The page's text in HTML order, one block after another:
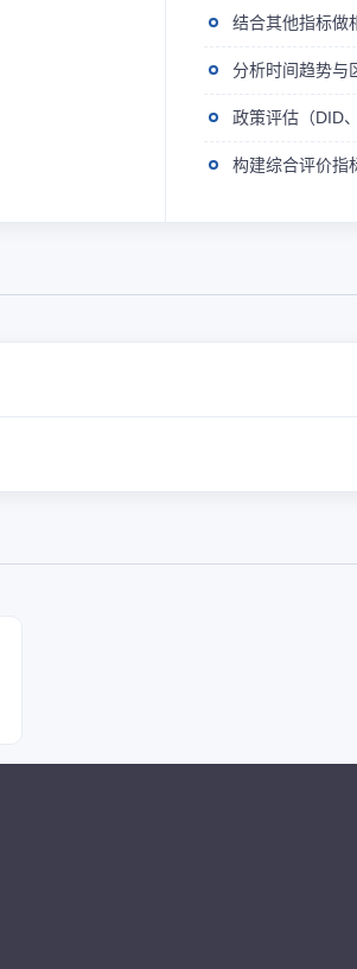
结合其他指标做
分析时间趋势与
政策评估（DID
构建综合评价指